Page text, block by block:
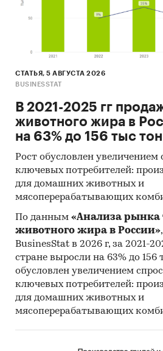
СТАТЬЯ, 5 АВГУСТА 2026
BUSINESSTAT
В 2021-2025 гг
животного жира в
на 63% до 156 тыс
Рост обусловлен увеличением
ключевых потребителей:
для домашних животных и
мясоперерабатывающих
По данным «Анализа рынка
животного жира в России»
BusinesStat в 2026 г, за 2021-
стране выросли на 63% до 156
обусловлен увеличением
ключевых потребителей:
для домашних животных и
мясоперерабатывающих